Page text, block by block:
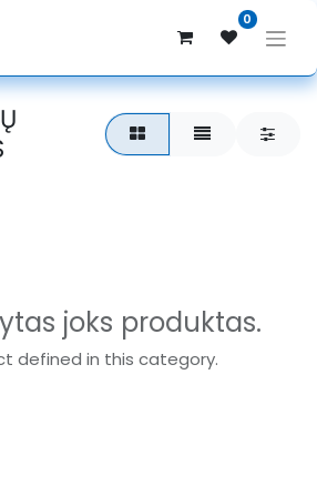
0
joks produktas.
defined in this category.